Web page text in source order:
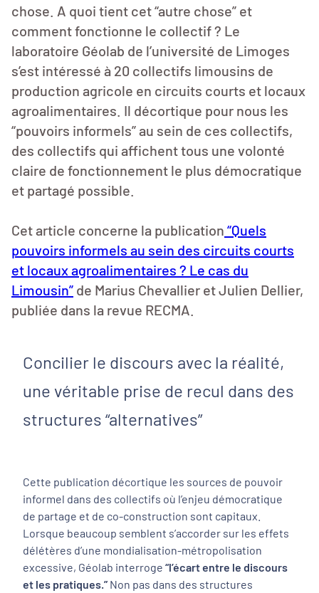
chose. A quoi tient cet “autre chose” et
comment fonctionne le collectif ? Le
laboratoire Géolab de l’université de Limoges
s’est intéressé à 20 collectifs limousins de
production agricole en circuits courts et locaux
agroalimentaires. Il décortique pour nous les
“pouvoirs informels” au sein de ces collectifs,
des collectifs qui affichent tous une volonté
claire de fonctionnement le plus démocratique
et partagé possible.
Cet article concerne la publication “Quels
pouvoirs informels au sein des circuits courts
et locaux agroalimentaires ? Le cas du
Limousin” de Marius Chevallier et Julien Dellier,
publiée dans la revue RECMA.
Concilier le discours avec la réalité,
une véritable prise de recul dans des
structures “alternatives”
Cette publication décortique les sources de pouvoir
informel dans des collectifs où l’enjeu démocratique
de partage et de co-construction sont capitaux.
Lorsque beaucoup semblent s’accorder sur les effets
délétères d’une mondialisation-métropolisation
excessive, Géolab interroge “l’écart entre le discours
et les pratiques.” Non pas dans des structures